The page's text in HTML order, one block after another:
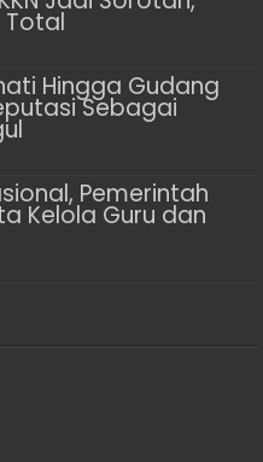
Total
Hingga Gudang
Sebagai
Pemerintah
Kelola Guru dan